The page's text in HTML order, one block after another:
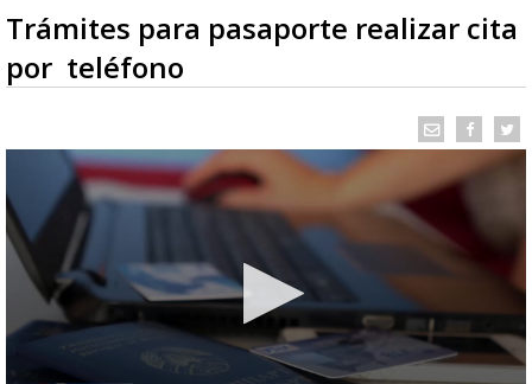
Trámites para pasaporte realizar cita
por teléfono